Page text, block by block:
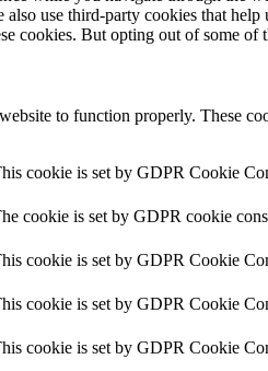
use third-party cookies that
cookies. But opting out of some
to function properly. These
cookie is set by GDPR Cookie
cookie is set by GDPR cookie
cookie is set by GDPR Cookie
cookie is set by GDPR Cookie
cookie is set by GDPR Cookie